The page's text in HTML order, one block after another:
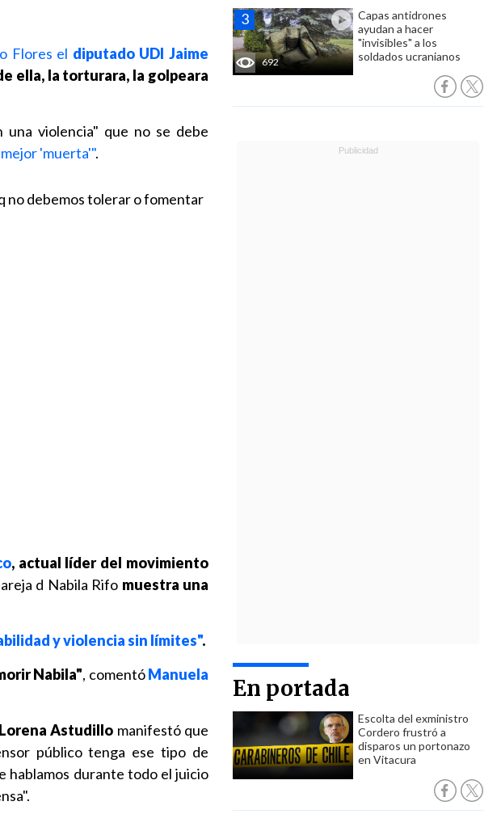
692
Capas antidrones
ayudan a hacer
"invisibles" a los
soldados ucranianos
En portada
Escolta del exministro
Cordero frustró a
disparos un portonazo
en Vitacura
Flores el diputado UDI Jaime
ella, la torturara, la golpeara
una violencia" que no se debe
'muerta'".
no debemos tolerar o fomentar
, actual líder del movimiento
d Nabila Rifo muestra una
y violencia sin límites".
Nabila", comentóManuela
Lorena Astudillo manifestó que
público tenga ese tipo de
hablamos durante todo el juicio